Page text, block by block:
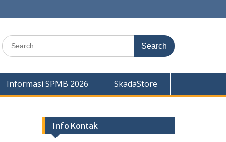
Informasi SPMB 2026 SkadaStore
Info Kontak